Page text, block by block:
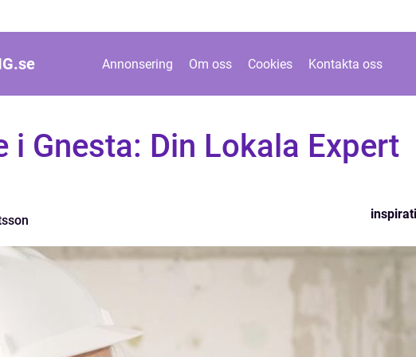
se Annonsering Om oss Cookies Kontakta oss
i Gnesta: Din Lokala Expert